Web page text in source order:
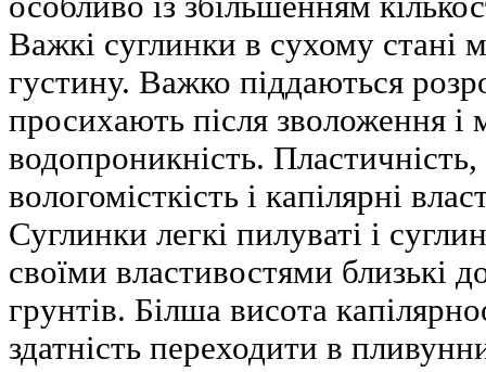
Важкі суглинки в сухому стані
густину. Важко піддаються
просихають після зволоження
водопроникність.
вологомісткість і капілярні
Суглинки легкі пилуваті і
своїми властивостями близькі
грунтів. Білша висота
здатність переходити в